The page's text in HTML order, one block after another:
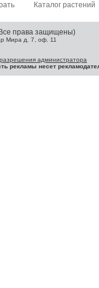
Каталог растений
права защищены)
Мира д. 7, оф. 11
администратора
рекламы несет